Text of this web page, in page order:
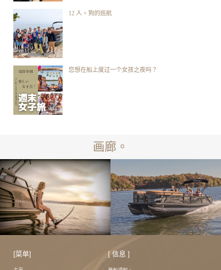
12 人 + 狗的巡航
您想在船上度过一个女孩之夜吗？
画廊。
[菜单] [ 信息 ]